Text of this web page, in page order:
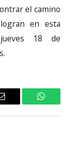
el camino
en esta
18 de
Email